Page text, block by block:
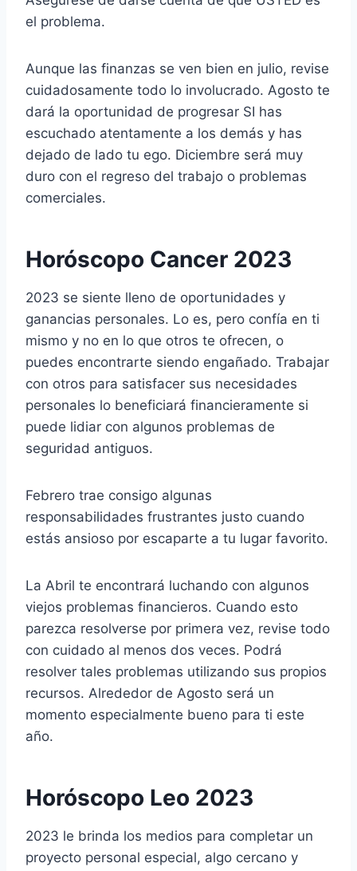
el problema.
Aunque las finanzas se ven bien en julio, revise
cuidadosamente todo lo involucrado. Agosto te
dará la oportunidad de progresar SI has
escuchado atentamente a los demás y has
dejado de lado tu ego. Diciembre será muy
duro con el regreso del trabajo o problemas
comerciales.
Horóscopo Cancer 2023
2023 se siente lleno de oportunidades y
ganancias personales. Lo es, pero confía en ti
mismo y no en lo que otros te ofrecen, o
puedes encontrarte siendo engañado. Trabajar
con otros para satisfacer sus necesidades
personales lo beneficiará financieramente si
puede lidiar con algunos problemas de
seguridad antiguos.
Febrero trae consigo algunas
responsabilidades frustrantes justo cuando
estás ansioso por escaparte a tu lugar favorito.
La Abril te encontrará luchando con algunos
viejos problemas financieros. Cuando esto
parezca resolverse por primera vez, revise todo
con cuidado al menos dos veces. Podrá
resolver tales problemas utilizando sus propios
recursos. Alrededor de Agosto será un
momento especialmente bueno para ti este
año.
Horóscopo Leo 2023
2023 le brinda los medios para completar un
proyecto personal especial, algo cercano y